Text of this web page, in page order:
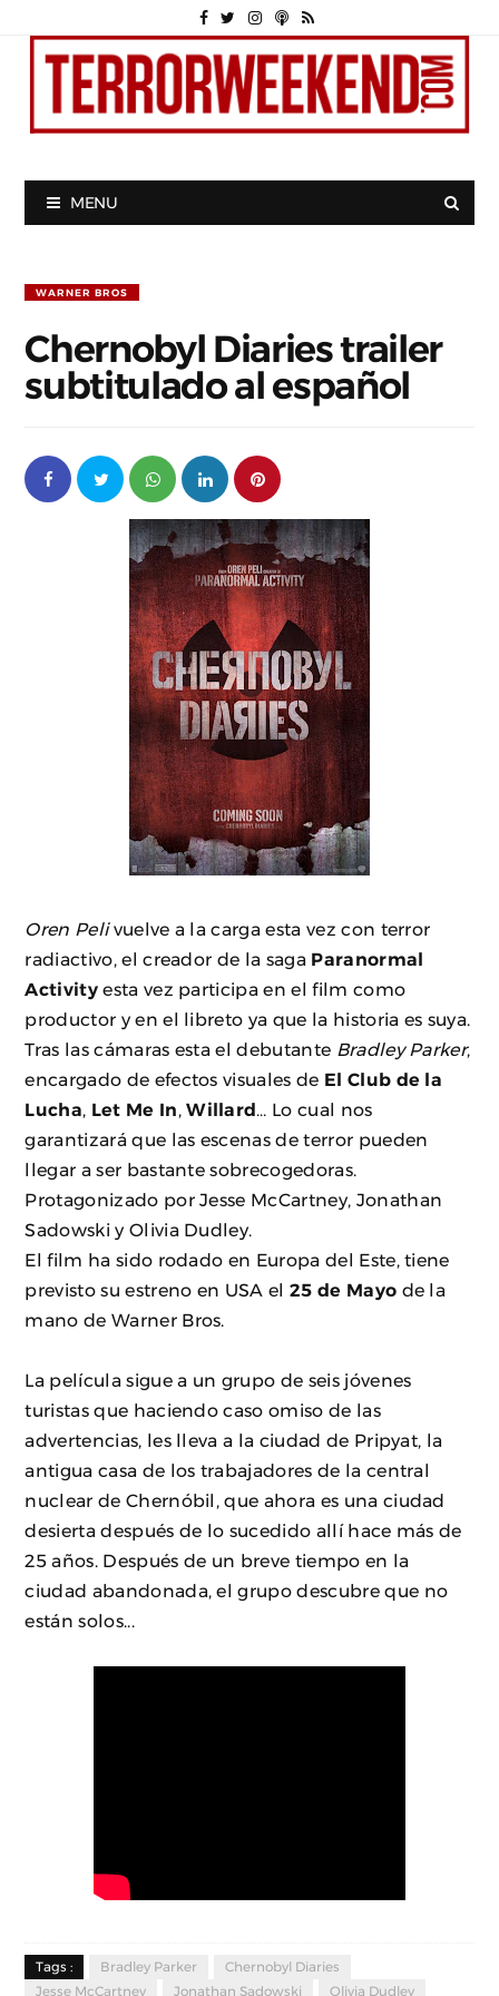
MENU
WARNER BROS
Chernobyl Diaries trailer
subtitulado al español
Oren Pelivuelve a la carga esta vez con terror
radiactivo, el creador de la saga Paranormal
Activityesta vez participa en el film como
productor y en el libreto ya que la historia es suya.
Tras las cámaras esta el debutante Bradley Parker,
encargado de efectos visuales de El Club de la
Lucha
Let Me In ,Willard
… Lo cual nos
garantizará que las escenas de terror pueden
llegar a ser bastante sobrecogedoras.
Protagonizado por Jesse McCartney, Jonathan
Sadowski y Olivia Dudley.
El film ha sido rodado en Europa del Este, tiene
previsto su estreno en USA el25 de Mayo de la
mano de Warner Bros.
La película sigue a un grupo de seis jóvenes
turistas que haciendo caso omiso de las
advertencias, les lleva a la ciudad de Pripyat, la
antigua casa de los trabajadores de la central
nuclear de Chernóbil, que ahora es una ciudad
desierta después de lo sucedido allí hace más de
25 años. Después de un breve tiempo en la
ciudad abandonada, el grupo descubre que no
están solos...
Tags : Bradley Parker
Chernobyl Diaries
Jesse McCartney
Jonathan Sadowski Olivia Dudley